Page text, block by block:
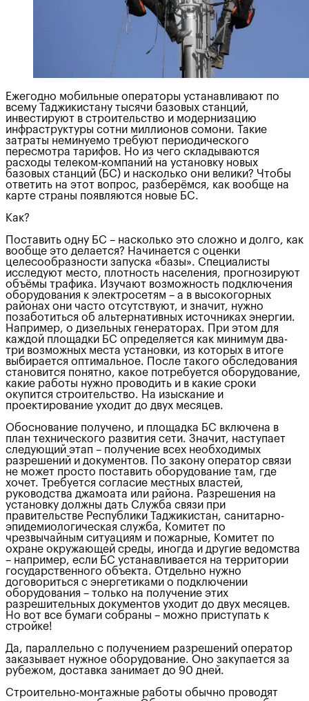
Ежегодно мобильные операторы устанавливают по
всему Таджикистану тысячи базовых станций,
инвестируют в строительство и модернизацию
инфраструктуры сотни миллионов сомони. Такие
затраты неминуемо требуют периодического
пересмотра тарифов. Но из чего складываются
расходы телеком-компаний на установку новых
базовых станций (БС) и насколько они велики? Чтобы
ответить на этот вопрос, разберёмся, как вообще на
карте страны появляются новые БС.
Как?
Поставить одну БС – насколько это сложно и долго, как
вообще это делается? Начинается с оценки
целесообразности запуска «базы». Специалисты
исследуют место, плотность населения, прогнозируют
объёмы трафика. Изучают возможность подключения
оборудования к электросетям – а в высокогорных
районах они часто отсутствуют, и значит, нужно
позаботиться об альтернативных источниках энергии.
Например, о дизельных генераторах. При этом для
каждой площадки БС определяется как минимум два-
три возможных места установки, из которых в итоге
выбирается оптимальное. После такого обследования
становится понятно, какое потребуется оборудование,
какие работы нужно проводить и в какие сроки
окупится строительство. На изыскание и
проектирование уходит до двух месяцев.
Обоснование получено, и площадка БС включена в
план технического развития сети. Значит, наступает
следующий этап – получение всех необходимых
разрешений и документов. По закону оператор связи
не может просто поставить оборудование там, где
хочет. Требуется согласие местных властей,
руководства джамоата или района. Разрешения на
установку должны дать Служба связи при
правительстве Республики Таджикистан, санитарно-
эпидемиологическая служба, Комитет по
чрезвычайным ситуациям и пожарные, Комитет по
охране окружающей среды, иногда и другие ведомства
– например, если БС устанавливается на территории
государственного объекта. Отдельно нужно
договориться с энергетиками о подключении
оборудования – только на получение этих
разрешительных документов уходит до двух месяцев.
Но вот все бумаги собраны – можно приступать к
стройке!
Да, параллельно с получением разрешений оператор
заказывает нужное оборудование. Оно закупается за
рубежом, доставка занимает до 90 дней.
Строительно-монтажные работы обычно проводят